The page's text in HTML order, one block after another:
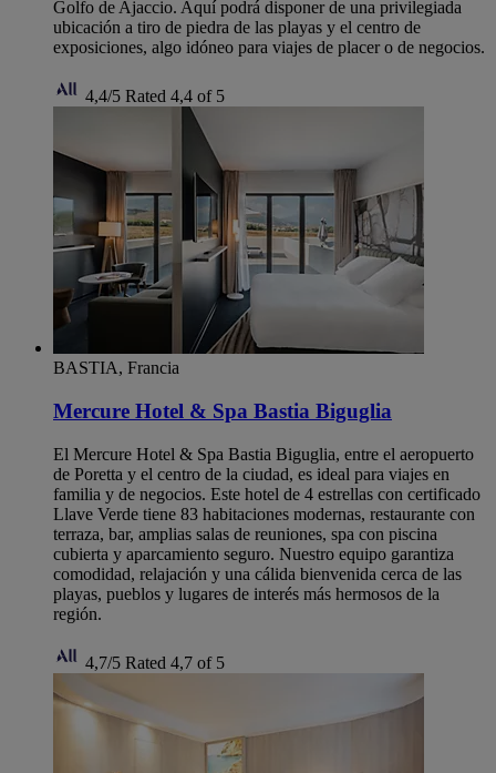
Golfo de Ajaccio. Aquí podrá disponer de una privilegiada
ubicación a tiro de piedra de las playas y el centro de
exposiciones, algo idóneo para viajes de placer o de negocios.
4,4/5 Rated 4,4 of 5
BASTIA, Francia
Mercure Hotel & Spa Bastia Biguglia
El Mercure Hotel & Spa Bastia Biguglia, entre el aeropuerto
de Poretta y el centro de la ciudad, es ideal para viajes en
familia y de negocios. Este hotel de 4 estrellas con certificado
Llave Verde tiene 83 habitaciones modernas, restaurante con
terraza, bar, amplias salas de reuniones, spa con piscina
cubierta y aparcamiento seguro. Nuestro equipo garantiza
comodidad, relajación y una cálida bienvenida cerca de las
playas, pueblos y lugares de interés más hermosos de la
región.
4,7/5 Rated 4,7 of 5